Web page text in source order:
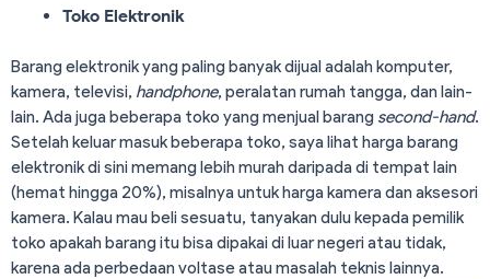
Toko Elektronik
Barang elektronik yang paling banyak dijual adalah komputer,
kamera, televisi, handphone, peralatan rumah tangga, dan lain-
lain. Ada juga beberapa toko yang menjual barang second-hand.
Setelah keluar masuk beberapa toko, saya lihat harga barang
elektronik di sini memang lebih murah daripada di tempat lain
(hemat hingga 20%), misalnya untuk harga kamera dan aksesori
kamera. Kalau mau beli sesuatu, tanyakan dulu kepada pemilik
toko apakah barang itu bisa dipakai di luar negeri atau tidak,
karena ada perbedaan voltase atau masalah teknis lainnya.